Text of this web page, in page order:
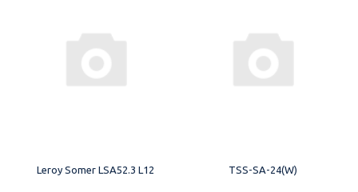
Leroy Somer LSA52.3 L12 TSS-SA-24(W)